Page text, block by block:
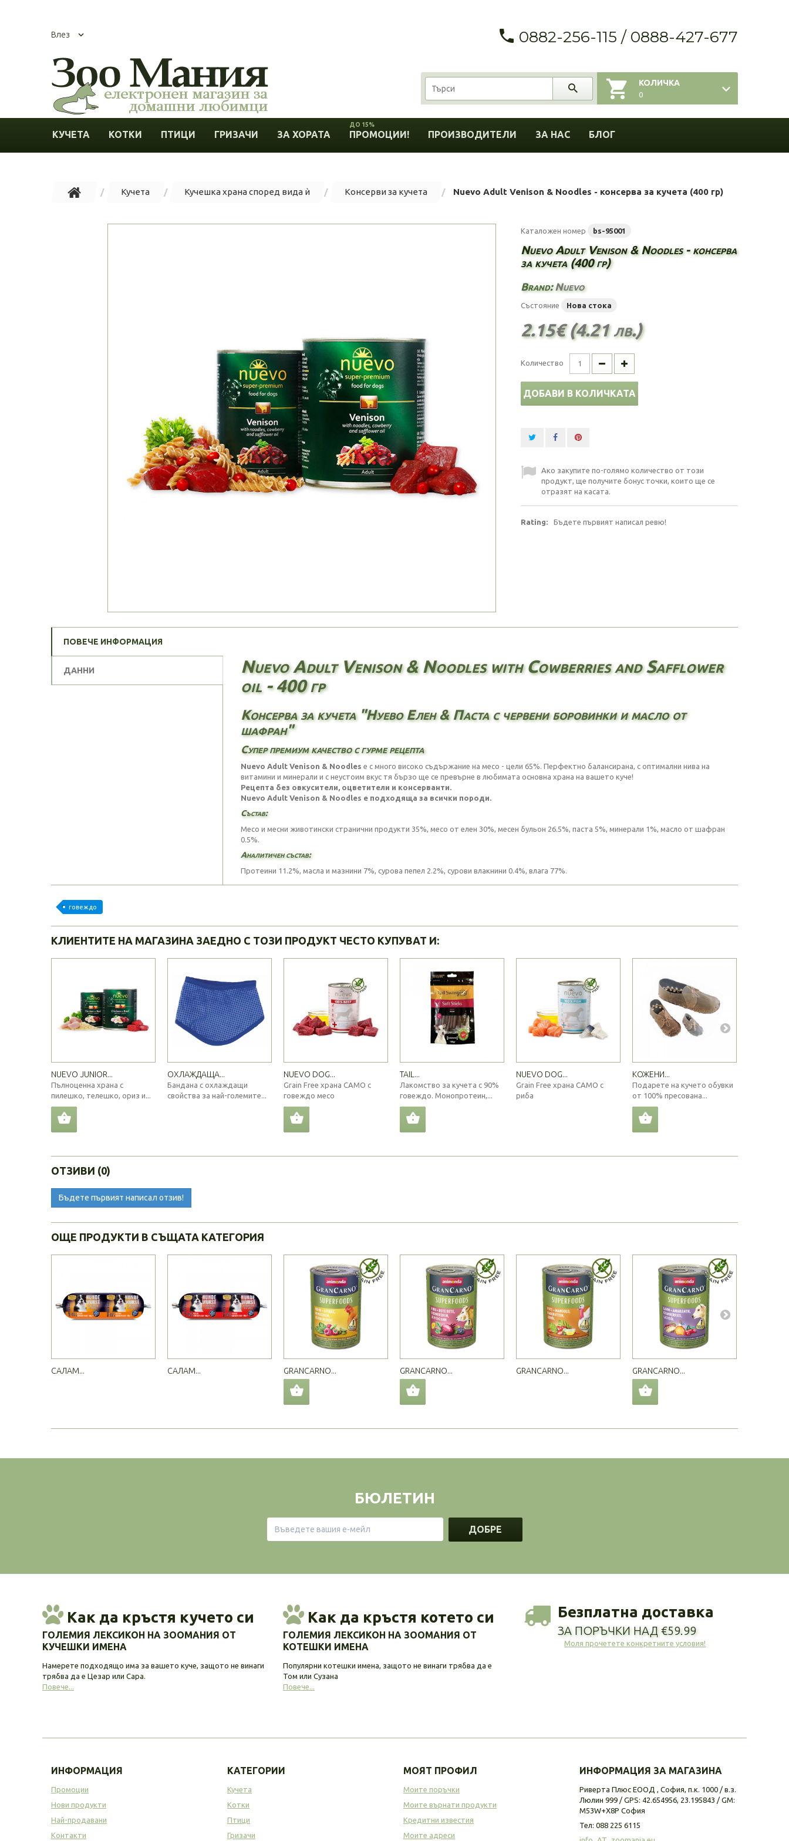
Влез 0882-256-115 / 0888-427-677
КОЛИЧКА
0
КУЧЕТА КОТКИ ПТИЦИ ГРИЗАЧИ ЗА ХОРАТА ПРОМОЦИИ!
ДО 15%
ПРОИЗВОДИТЕЛИ ЗА НАС БЛОГ
Кучета Кучешка храна според вида ѝ Консерви за кучета Nuevo Adult Venison & Noodles - консерва за кучета (400 гр)
Каталожен номер bs-95001
Nuevo Adult Venison & Noodles - консерва
за кучета (400 гр)
Brand:Nuevo
Състояние Нова стока
2.15€ (4.21 лв.)
Количество
ДОБАВИ В КОЛИЧКАТА
Ако закупите по-голямо количество от този
продукт, ще получите бонус точки, които ще се
отразят на касата.
Rating: Бъдете първият написал ревю!
ПОВЕЧЕ ИНФОРМАЦИЯ
ДАННИ
Nuevo Adult Venison & Noodles with Cowberries and Safflower
oil - 400 гр
Консерва за кучета "Нуево Елен & Паста с червени боровинки и масло от
шафран"
Супер премиум качество с гурме рецепта
Nuevo Adult Venison & Noodles е с много високо съдържание на месо - цели 65%. Перфектно балансирана, с оптимални нива на
витамини и минерали и с неустоим вкус тя бързо ще се превърне в любимата основна храна на вашето куче!
Рецепта без овкусители, оцветители и консерванти.
Nuevo Adult Venison & Noodles е подходяща за всички породи.
Състав:
Месо и месни животински странични продукти 35%, месо от елен 30%, месен бульон 26.5%, паста 5%, минерали 1%, масло от шафран
0.5%.
Аналитичен състав:
Протеини 11.2%, масла и мазнини 7%, сурова пепел 2.2%, сурови влакнини 0.4%, влага 77%.
говеждо
КЛИЕНТИТЕ НА МАГАЗИНА ЗАЕДНО С ТОЗИ ПРОДУКТ ЧЕСТО КУПУВАТ И:
NUEVO JUNIOR...
Пълноценна храна с
пилешко, телешко, ориз и...
ОХЛАЖДАЩА...
Бандана с охлаждащи
свойства за най-големите...
NUEVO DOG...
Grain Free храна САМО с
говеждо месо
TAIL...
Лакомство за кучета с 90%
говеждо. Монопротеин,...
NUEVO DOG...
Grain Free храна САМО с
риба
КОЖЕНИ...
Подарете на кучето обувки
от 100% пресована...
ОТЗИВИ (0)
Бъдете първият написал отзив!
ОЩЕ ПРОДУКТИ В СЪЩАТА КАТЕГОРИЯ
САЛАМ... САЛАМ... GRANCARNO... GRANCARNO... GRANCARNO... GRANCARNO...
БЮЛЕТИН
ДОБРЕ
Как да кръстя кучето си
ГОЛЕМИЯ ЛЕКСИКОН НА ЗООМАНИЯ ОТ
КУЧЕШКИ ИМЕНА
Намерете подходящо има за вашето куче, защото не винаги
трябва да е Цезар или Сара.
Повече...
Как да кръстя котето си
ГОЛЕМИЯ ЛЕКСИКОН НА ЗООМАНИЯ ОТ
КОТЕШКИ ИМЕНА
Популярни котешки имена, защото не винаги трябва да е
Том или Сузана
Повече...
Безплатна доставка
ЗА ПОРЪЧКИ НАД €59.99
Моля прочетете конкретните условия!
ИНФОРМАЦИЯ
Промоции
Нови продукти
Най-продавани
Контакти
КАТЕГОРИИ
Кучета
Котки
Птици
Гризачи
МОЯТ ПРОФИЛ
Моите поръчки
Моите върнати продукти
Кредитни известия
Моите адреси
ИНФОРМАЦИЯ ЗА МАГАЗИНА
Риверта Плюс ЕООД , София, п.к. 1000 / в.з.
Люлин 999 / GPS: 42.654956, 23.195843 / GM:
M53W+X8P София
Тел: 088 225 6115